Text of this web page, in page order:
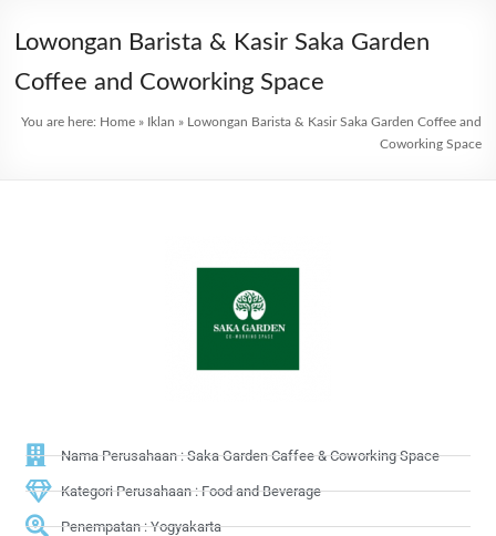
Lowongan Barista & Kasir Saka Garden
Coffee and Coworking Space
You are here: Home» Iklan » Lowongan Barista & Kasir Saka Garden Coffee and
Coworking Space
Nama Perusahaan : Saka Garden Caffee & Coworking Space
Kategori Perusahaan : Food and Beverage
Penempatan : Yogyakarta